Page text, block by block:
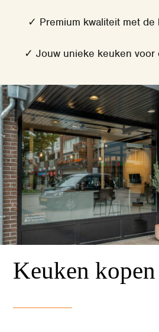
✓ Premium kwaliteit met de
✓ Jouw unieke keuken voor
Keuken